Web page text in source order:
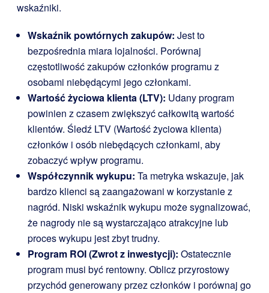
wskaźniki.
Wskaźnik powtórnych zakupów: Jest to
bezpośrednia miara lojalności. Porównaj
częstotliwość zakupów członków programu z
osobami niebędącymi jego członkami.
Wartość życiowa klienta (LTV): Udany program
powinien z czasem zwiększyć całkowitą wartość
klientów. Śledź LTV (Wartość życiowa klienta)
członków i osób niebędących członkami, aby
zobaczyć wpływ programu.
Współczynnik wykupu: Ta metryka wskazuje, jak
bardzo klienci są zaangażowani w korzystanie z
nagród. Niski wskaźnik wykupu może sygnalizować,
że nagrody nie są wystarczająco atrakcyjne lub
proces wykupu jest zbyt trudny.
Program ROI (Zwrot z inwestycji): Ostatecznie
program musi być rentowny. Oblicz przyrostowy
przychód generowany przez członków i porównaj go